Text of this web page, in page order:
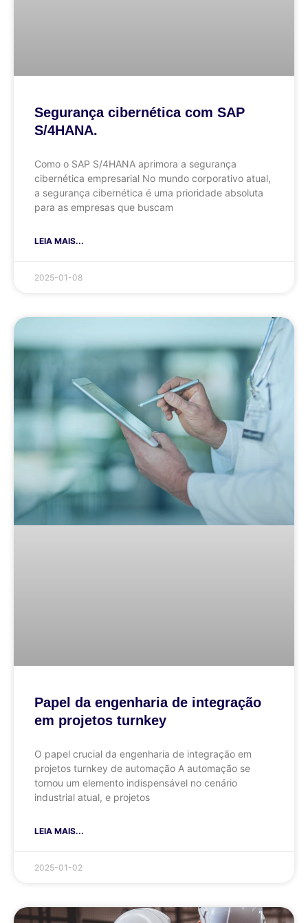
Segurança cibernética com SAP
S/4HANA.
Como o SAP S/4HANA aprimora a segurança
cibernética empresarial No mundo corporativo atual,
a segurança cibernética é uma prioridade absoluta
para as empresas que buscam
LEIA MAIS...
2025-01-08
Papel da engenharia de integração
em projetos turnkey
O papel crucial da engenharia de integração em
projetos turnkey de automação A automação se
tornou um elemento indispensável no cenário
industrial atual, e projetos
LEIA MAIS...
2025-01-02